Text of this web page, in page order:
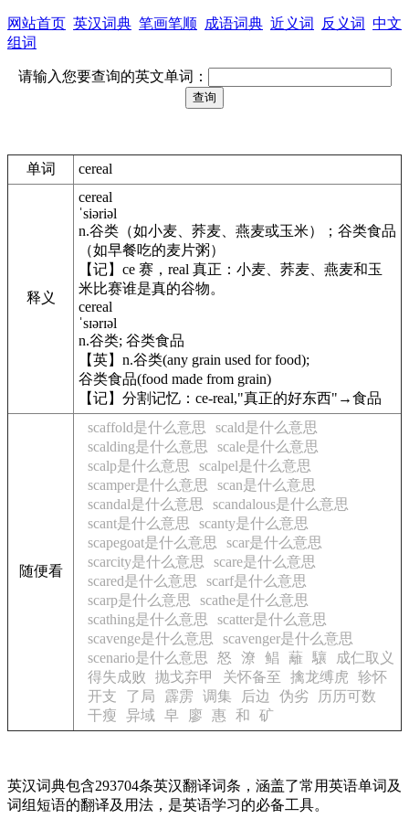
网站首页 英汉词典 笔画笔顺 成语词典 近义词 反义词 中文
组词
请输入您要查询的英文单词：
单词 cereal
释义
cereal
ˈsiəriəl
n.谷类（如小麦、荞麦、燕麦或玉米）；谷类食品
（如早餐吃的麦片粥）
【记】ce 赛，real 真正：小麦、荞麦、燕麦和玉
米比赛谁是真的谷物。
cereal
ˈsɪərɪəl
n.谷类; 谷类食品
【英】n.谷类(any grain used for food);
谷类食品(food made from grain)
【记】分割记忆：ce-real,"真正的好东西"→食品
随便看
scaffold是什么意思
scald是什么意思
scalding是什么意思
scale是什么意思
scalp是什么意思
scalpel是什么意思
scamper是什么意思
scan是什么意思
scandal是什么意思
scandalous是什么意思
scant是什么意思
scanty是什么意思
scapegoat是什么意思
scar是什么意思
scarcity是什么意思
scare是什么意思
scared是什么意思
scarf是什么意思
scarp是什么意思
scathe是什么意思
scathing是什么意思
scatter是什么意思
scavenge是什么意思
scavenger是什么意思
scenario是什么意思
怒 潦 鲳 蘺 驤
成仁取义
得失成败
抛戈弃甲 关怀备至 擒龙缚虎
轸怀
开支
了局 霹雳 调集 后边 伪劣
历历可数
干瘦
异域 皁 廖 惠 和 矿
英汉词典包含293704条英汉翻译词条，涵盖了常用英语单词及
词组短语的翻译及用法，是英语学习的必备工具。